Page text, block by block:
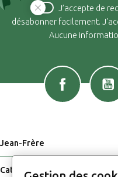
J’accepte de
désabonner facilement.
Aucune
Jean-Frère
Catalogue